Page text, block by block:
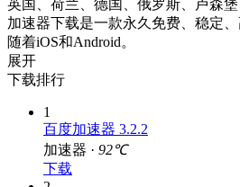
英国、荷兰、德国、俄罗斯、卢森
加速器下载是一款永久免费、稳定
随着iOS和Android。
展开
下载排行
1
百度加速器 3.2.2
加速器 · 92℃
下载